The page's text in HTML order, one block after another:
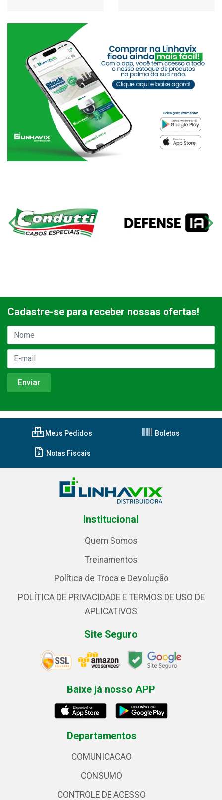
Cadastre-se para receber nossas ofertas!
Meus Pedidos Boletos
Notas Fiscais
Institucional
Quem Somos
Treinamentos
Política de Troca e Devolução
POLÍTICA DE PRIVACIDADE E TERMOS DE USO DE
APLICATIVOS
Site Seguro
Baixe já nosso APP
Departamentos
COMUNICACAO
CONSUMO
CONTROLE DE ACESSO